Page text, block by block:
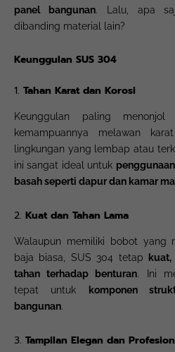
panel bangunan. Lalu, apa
dibanding material lain?
Keunggulan SUS 304
1. Tahan Karat dan Korosi
Keunggulan paling
kemampuannya melawan
lingkungan yang lembap atau
ini sangat ideal untuk
basah seperti dapur dan kamar
2. Kuat dan Tahan Lama
Walaupun memiliki bobot yang
baja biasa, SUS 304 tetap
tahan terhadap benturan. Ini
tepat untuk
komponen
bangunan.
3. Tampilan Elegan dan